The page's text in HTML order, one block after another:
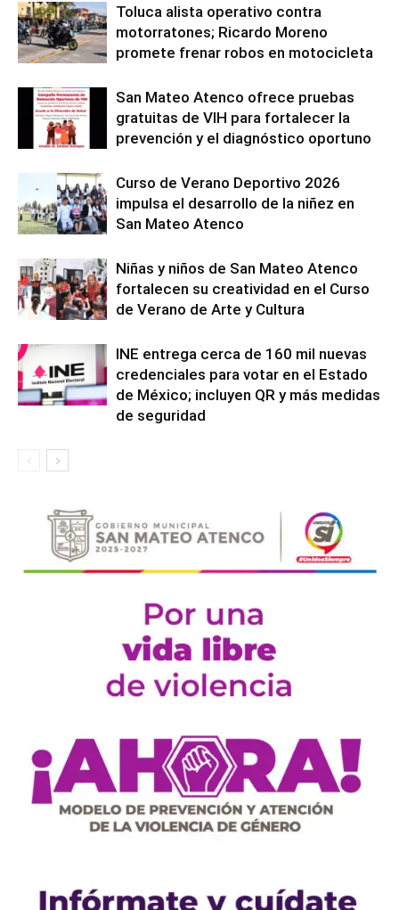
Toluca alista operativo contra
motorratones; Ricardo Moreno
promete frenar robos en motocicleta
San Mateo Atenco ofrece pruebas
gratuitas de VIH para fortalecer la
prevención y el diagnóstico oportuno
Curso de Verano Deportivo 2026
impulsa el desarrollo de la niñez en
San Mateo Atenco
Niñas y niños de San Mateo Atenco
fortalecen su creatividad en el Curso
de Verano de Arte y Cultura
INE entrega cerca de 160 mil nuevas
credenciales para votar en el Estado
de México; incluyen QR y más medidas
de seguridad